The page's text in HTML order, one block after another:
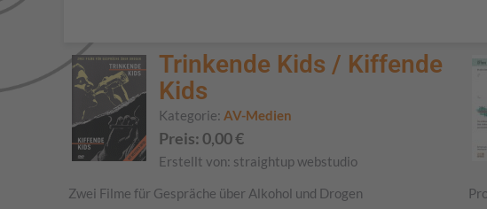
Trinkende Kids / Kiffende
Kids
Kategorie: AV-Medien
Preis: 0,00€
Erstellt von: straightup webstudio
Zwei Filme für Gespräche über Alkohol und Drogen